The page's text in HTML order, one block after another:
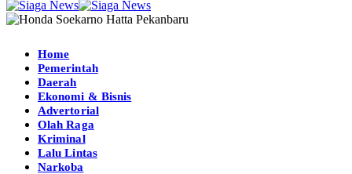
Home
Pemerintah
Daerah
Ekonomi & Bisnis
Advertorial
Olah Raga
Kriminal
Lalu Lintas
Narkoba